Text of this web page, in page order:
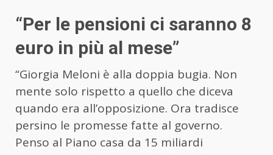
“Per le pensioni ci saranno 8
euro in più al mese”
“Giorgia Meloni è alla doppia bugia. Non
mente solo rispetto a quello che diceva
quando era all’opposizione. Ora tradisce
persino le promesse fatte al governo.
Penso al Piano casa da 15 miliardi